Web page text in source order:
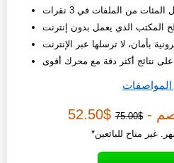
المواصفات
-
$75.00
$52.50